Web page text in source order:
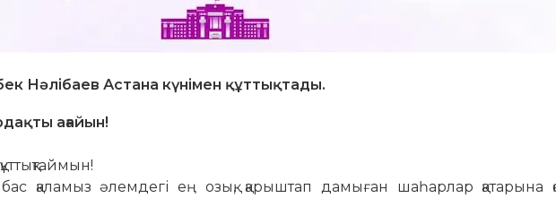
Нәлібаев Астана күнімен құттықтады.
ағайын!
қаламыз әлемдегі ең озық, қарыштап дамыған шаһарлар қатарына